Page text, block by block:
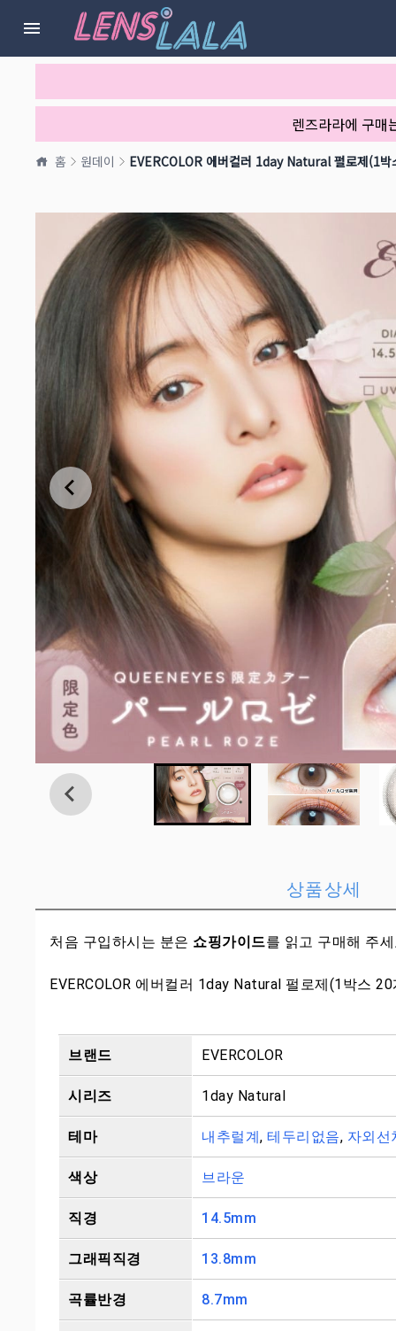
렌즈라라에 구매
홈 원데이 EVERCOLOR 에버컬러 1day Natural 펄로제(1박
상품상세
처음 구입하시는 분은 쇼핑가이드를 읽고 구매해 주
EVERCOLOR 에버컬러 1day Natural 펄로제(1박스
브랜드 EVERCOLOR
시리즈 1day Natural
테마 내추럴계, 테두리없음, 자외선
색상 브라운
직경 14.5mm
그래픽직경 13.8mm
곡률반경 8.7mm